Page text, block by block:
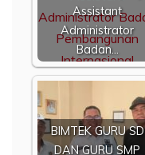
Assistant
Administrator
Badan…
BIMTEK GURU SD
DAN GURU SMP